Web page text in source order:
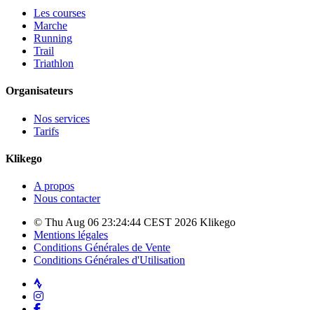
Les courses
Marche
Running
Trail
Triathlon
Organisateurs
Nos services
Tarifs
Klikego
A propos
Nous contacter
© Thu Aug 06 23:24:44 CEST 2026 Klikego
Mentions légales
Conditions Générales de Vente
Conditions Générales d'Utilisation
Strava
Instagram